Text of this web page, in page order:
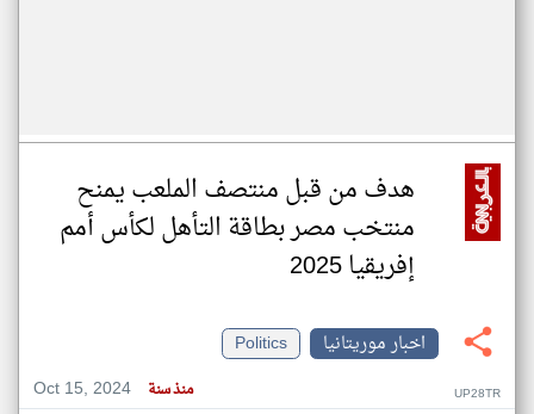
هدف من قبل منتصف الملعب يمنح
منتخب مصر بطاقة التأهل لكأس أمم
إفريقيا 2025
اخبار موريتانيا
Politics
Oct 15, 2024
منذ سنة UP28TR